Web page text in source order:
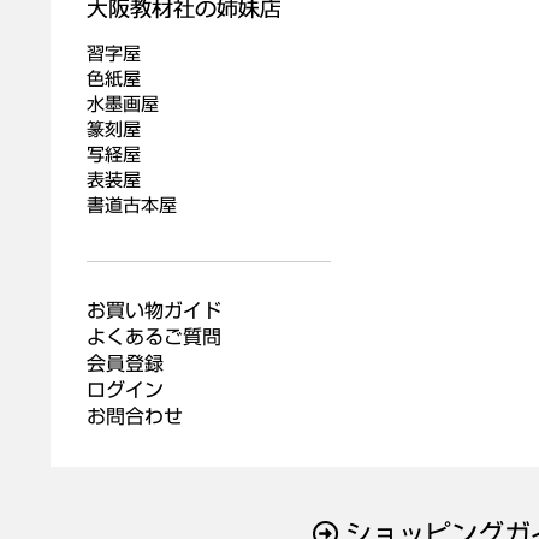
習字屋
色紙屋
水墨画屋
篆刻屋
写経屋
表装屋
書道古本屋
お買い物ガイド
よくあるご質問
会員登録
ログイン
お問合わせ